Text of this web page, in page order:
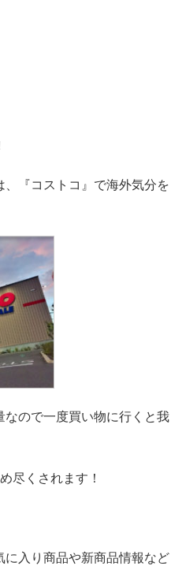
『コストコ』 で海外気分を
なので一度買い物に行くと我
尽くされます！
入り商品や新商品情報など